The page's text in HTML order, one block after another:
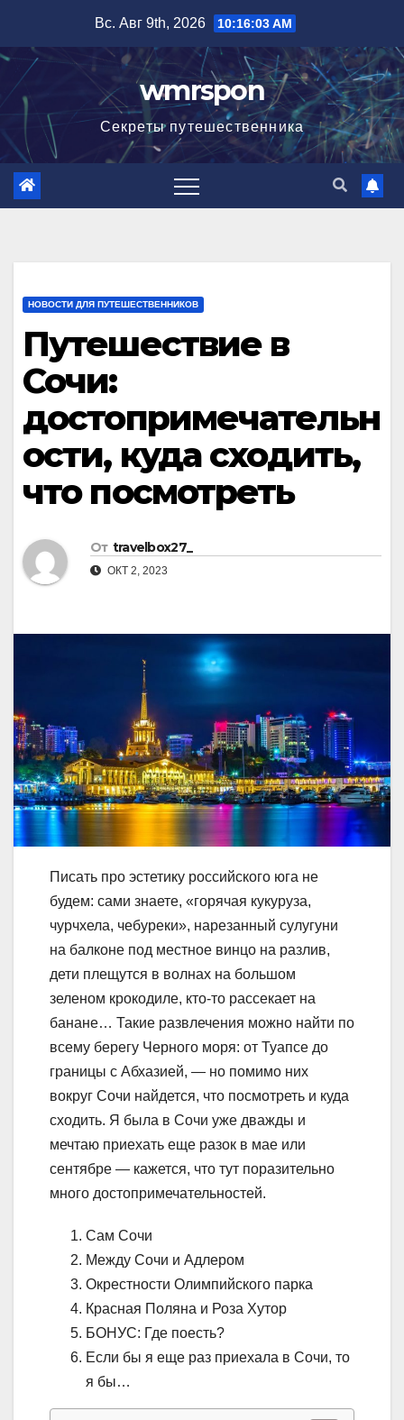
содержимому
Вс. Авг 9th, 2026 10:16:04 AM
wmrspon
Секреты путешественника
НОВОСТИ ДЛЯ ПУТЕШЕСТВЕННИКОВ
Путешествие в
Сочи:
достопримечательн
ости, куда сходить,
что посмотреть
От travelbox27_
ОКТ 2, 2023
Писать про эстетику российского юга не
будем: сами знаете, «горячая кукуруза,
чурчхела, чебуреки», нарезанный сулугуни
на балконе под местное винцо на разлив,
дети плещутся в волнах на большом
зеленом крокодиле, кто-то рассекает на
банане… Такие развлечения можно найти по
всему берегу Черного моря: от Туапсе до
границы с Абхазией, — но помимо них
вокруг Сочи найдется, что посмотреть и куда
сходить. Я была в Сочи уже дважды и
мечтаю приехать еще разок в мае или
сентябре — кажется, что тут поразительно
много достопримечательностей.
Сам Сочи
Между Сочи и Адлером
Окрестности Олимпийского парка
Красная Поляна и Роза Хутор
БОНУС: Где поесть?
Если бы я еще раз приехала в Сочи, то
я бы…